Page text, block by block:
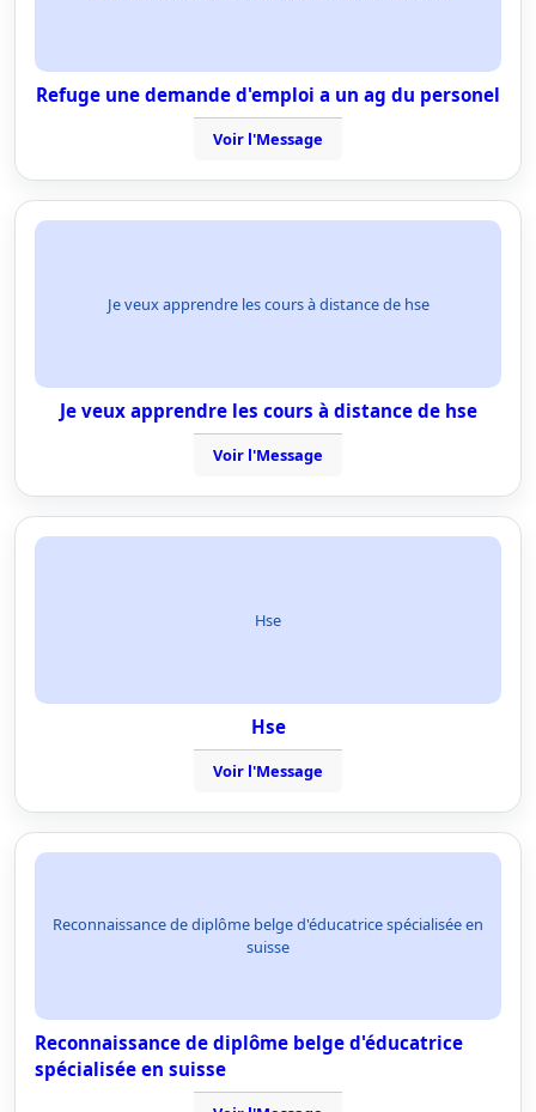
Refuge une demande d'emploi a un ag du personel
Voir l'Message
Je veux apprendre les cours à distance de hse
Je veux apprendre les cours à distance de hse
Voir l'Message
Hse
Hse
Voir l'Message
Reconnaissance de diplôme belge d'éducatrice spécialisée en
suisse
Reconnaissance de diplôme belge d'éducatrice
spécialisée en suisse